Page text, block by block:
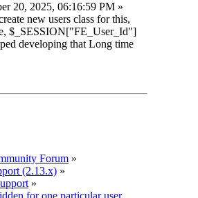
20, 2025, 06:16:59 PM »
new users class for this,
$_SESSION["FE_User_Id"]
developing that Long time
Forum »
(2.13.x) »
»